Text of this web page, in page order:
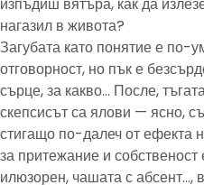
изпъдиш вятъра, как да
нагазил в живота?
Загубата като понятие е по-
отговорност, но пък е
сърце, за какво… После,
скепсисът са ялови — ясно,
стигащо по-далеч от ефекта
за притежание и
илюзорен, чашата с